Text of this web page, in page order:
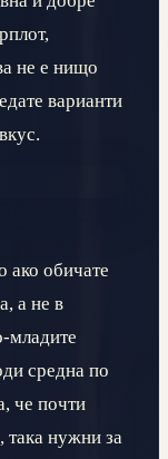
не е нищо
варианти
ако обичате
а не в
младите
средна по
че почти
така нужни за